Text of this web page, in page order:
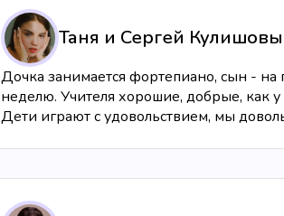
Таня и Сергей Кулишовы
Дочка занимается фортепиано, сын - на
неделю. Учителя хорошие, добрые, как у
Дети играют с удовольствием, мы